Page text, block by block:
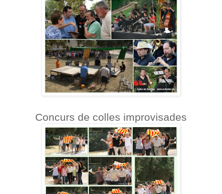
Concurs de colles improvisades